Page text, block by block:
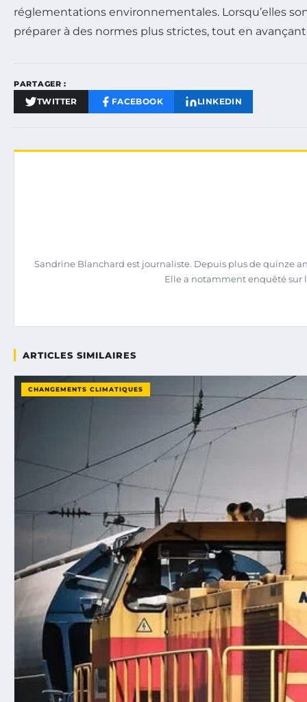
réglementations environnementales. Lorsqu’elles
préparer à des normes plus strictes, tout en
PARTAGER :
TWITTER FACEBOOK LINKEDIN
Sandrine Blanchard est journaliste. Depuis plus de quinze
Elle a notamment enquêté sur
ARTICLES SIMILAIRES
CHANGEMENTS CLIMATIQUES